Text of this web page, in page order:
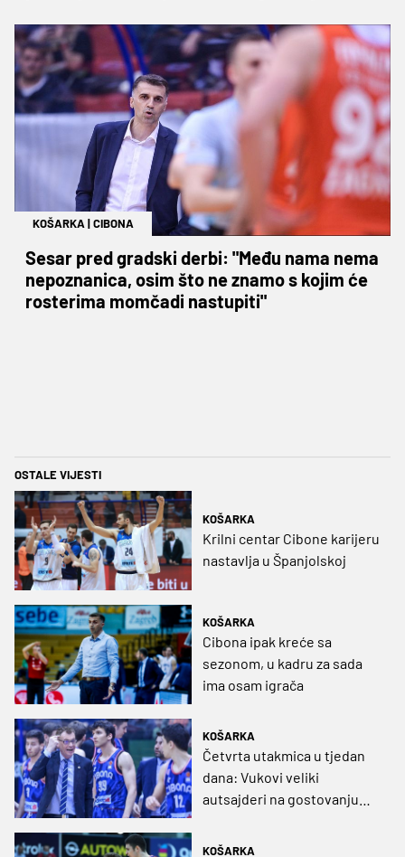
KOŠARKA |CIBONA
Sesar pred gradski derbi: "Među nama nema
nepoznanica, osim što ne znamo s kojim će
rosterima momčadi nastupiti"
OSTALE VIJESTI
KOŠARKA
Krilni centar Cibone karijeru
nastavlja u Španjolskoj
KOŠARKA
Cibona ipak kreće sa
sezonom, u kadru za sada
ima osam igrača
KOŠARKA
Četvrta utakmica u tjedan
dana: Vukovi veliki
autsajderi na gostovanju
KOŠARKA